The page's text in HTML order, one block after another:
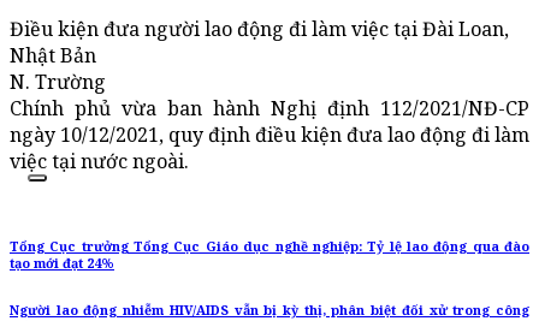
Điều kiện đưa người lao động đi làm việc tại Đài Loan,
Nhật Bản
N. Trường
Chính phủ vừa ban hành Nghị định 112/2021/NĐ-CP
ngày 10/12/2021, quy định điều kiện đưa lao động đi làm
việc tại nước ngoài.
Tổng Cục trưởng Tổng Cục Giáo dục nghề nghiệp: Tỷ lệ lao động qua đào
tạo mới đạt 24%
Người lao động nhiễm HIV/AIDS vẫn bị kỳ thị, phân biệt đối xử trong công